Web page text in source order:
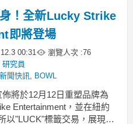
基本面，往往能展現出被市
大潛力。好萊塢碗(BOWL)獲
留意短
！全新Lucky Strike
即將登場
00:31 瀏覽人次 :76
研究員
聞快訊, BOWL
佈將於12月12日重塑品牌為
Entertainment，並在紐約
以"LUCK"標籤交易，展現擴